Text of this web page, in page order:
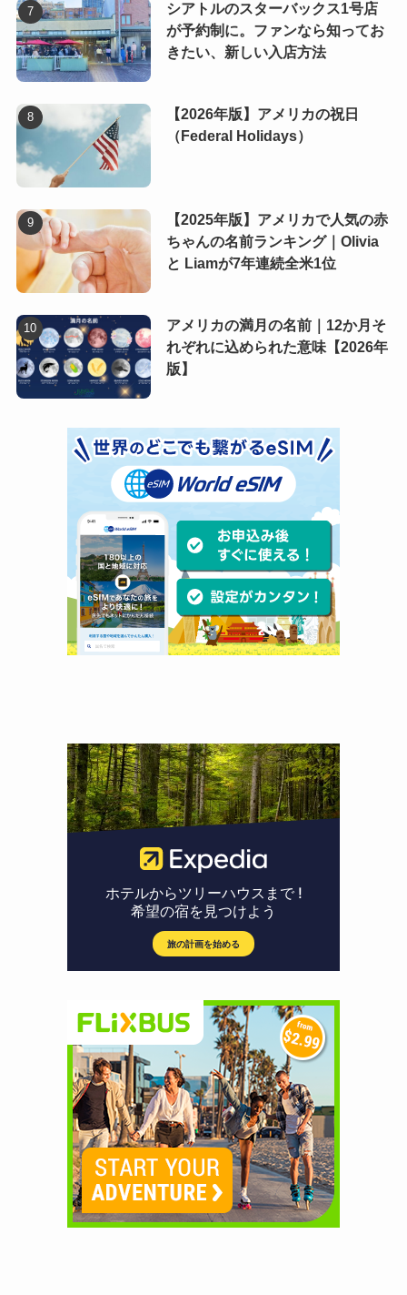
シアトルのスターバックス1号店
が予約制に。ファンなら知ってお
きたい、新しい入店方法
【2026年版】アメリカの祝日
（Federal Holidays）
【2025年版】アメリカで人気の赤
ちゃんの名前ランキング｜Olivia
と Liamが7年連続全米1位
アメリカの満月の名前｜12か月そ
れぞれに込められた意味【2026年
版】